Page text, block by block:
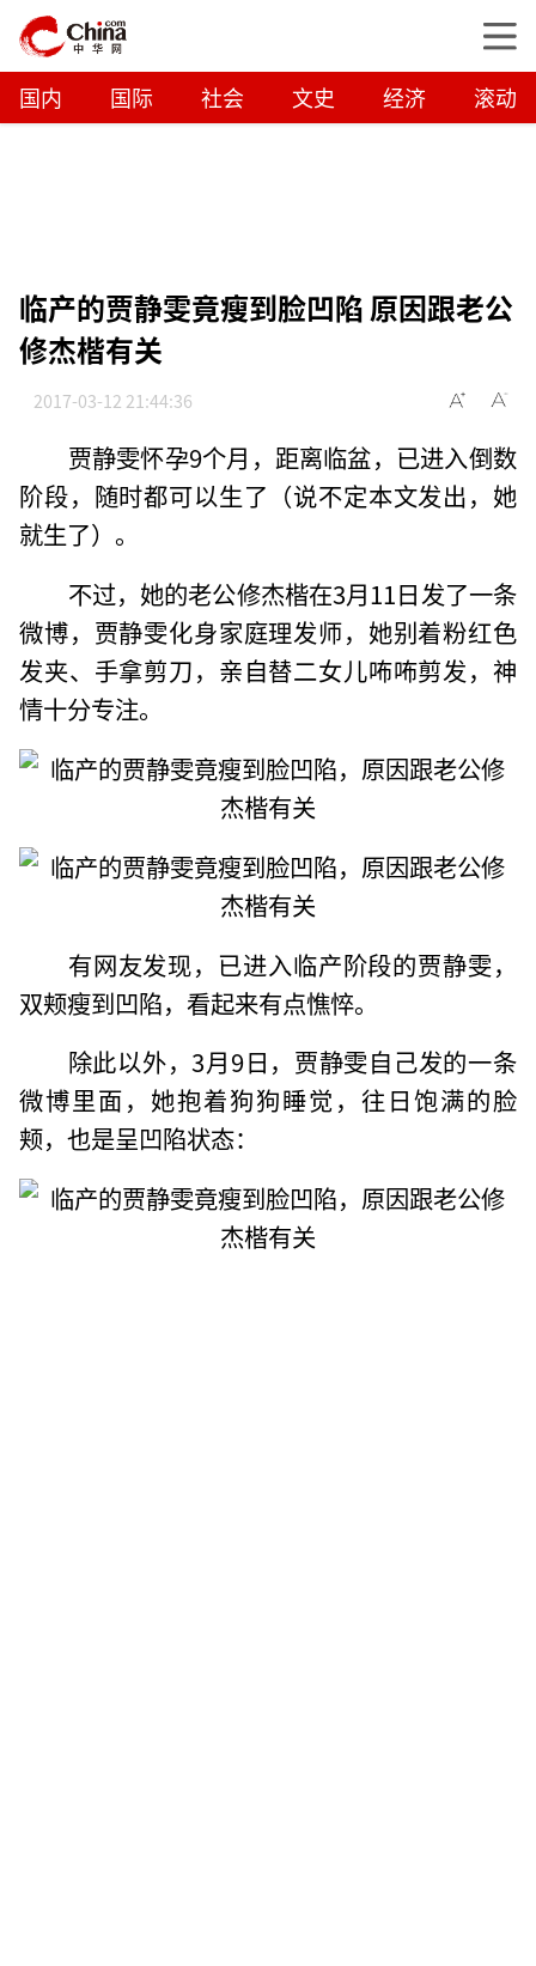
国内 国际 社会 文史 经济 滚动
临产的贾静雯竟瘦到脸凹陷 原因跟老公
修杰楷有关
2017-03-12 21:44:36
贾静雯怀孕9个月，距离临盆，已进入倒数
阶段，随时都可以生了（说不定本文发出，她
就生了）。
不过，她的老公修杰楷在3月11日发了一条
微博，贾静雯化身家庭理发师，她别着粉红色
发夹、手拿剪刀，亲自替二女儿咘咘剪发，神
情十分专注。
有网友发现，已进入临产阶段的贾静雯，
双颊瘦到凹陷，看起来有点憔悴。
除此以外，3月9日，贾静雯自己发的一条
微博里面，她抱着狗狗睡觉，往日饱满的脸
颊，也是呈凹陷状态：